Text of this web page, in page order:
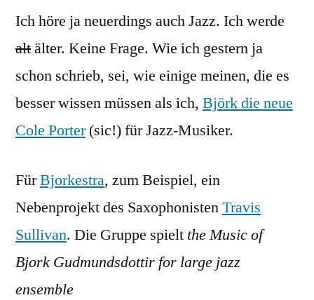
Ich höre ja neuerdings auch Jazz. Ich werde
altälter. Keine Frage. Wie ich gestern ja
schon schrieb, sei, wie einige meinen, die es
besser wissen müssen als ich, Björk die neue
Cole Porter(sic!) für Jazz-Musiker.
FürBjorkestra, zum Beispiel, ein
Nebenprojekt des SaxophonistenTravis
Sullivan. Die Gruppe spielt the Music of
Bjork Gudmundsdottir for large jazz
ensemble